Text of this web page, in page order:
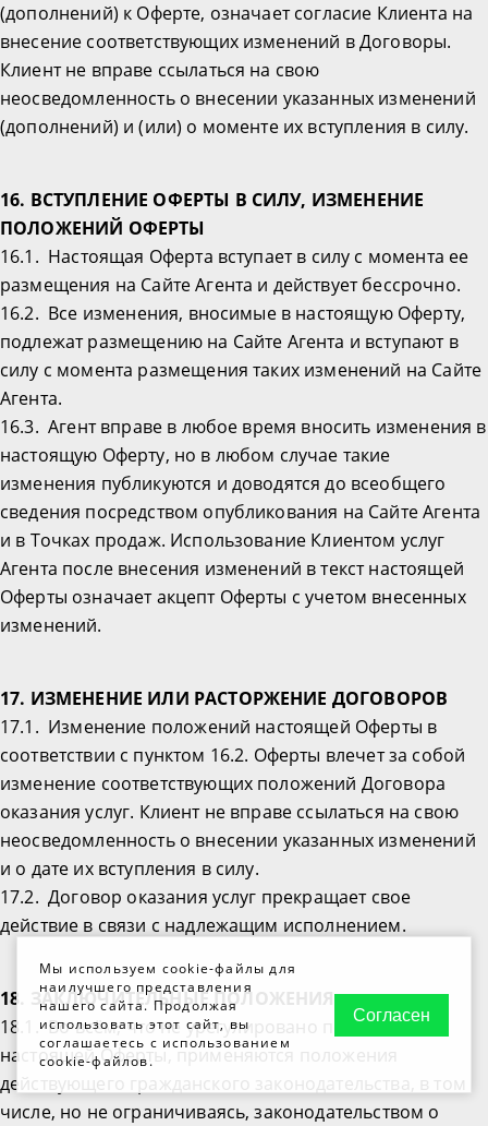
Мы используем cookie-файлы для
наилучшего представления
нашего сайта. Продолжая
использовать этот сайт, вы
соглашаетесь с использованием
cookie-файлов.
Согласен
(дополнений) к Оферте, означает согласие Клиента на
внесение соответствующих изменений в Договоры.
Клиент не вправе ссылаться на свою
неосведомленность о внесении указанных изменений
(дополнений) и (или) о моменте их вступления в силу.
16. ВСТУПЛЕНИЕ ОФЕРТЫ В СИЛУ, ИЗМЕНЕНИЕ
ПОЛОЖЕНИЙ ОФЕРТЫ
16.1. Настоящая Оферта вступает в силу с момента ее
размещения на Сайте Агента и действует бессрочно.
16.2. Все изменения, вносимые в настоящую Оферту,
подлежат размещению на Сайте Агента и вступают в
силу с момента размещения таких изменений на Сайте
Агента.
16.3. Агент вправе в любое время вносить изменения в
настоящую Оферту, но в любом случае такие
изменения публикуются и доводятся до всеобщего
сведения посредством опубликования на Сайте Агента
и в Точках продаж. Использование Клиентом услуг
Агента после внесения изменений в текст настоящей
Оферты означает акцепт Оферты с учетом внесенных
изменений.
17. ИЗМЕНЕНИЕ ИЛИ РАСТОРЖЕНИЕ ДОГОВОРОВ
17.1. Изменение положений настоящей Оферты в
соответствии с пунктом 16.2. Оферты влечет за собой
изменение соответствующих положений Договора
оказания услуг. Клиент не вправе ссылаться на свою
неосведомленность о внесении указанных изменений
и о дате их вступления в силу.
17.2. Договор оказания услуг прекращает свое
действие в связи с надлежащим исполнением.
18. ЗАКЛЮЧИТЕЛЬНЫЕ ПОЛОЖЕНИЯ
18.1. Во всём, что не урегулировано положениями
настоящей Оферты, применяются положения
действующего гражданского законодательства, в том
числе, но не ограничиваясь, законодательством о